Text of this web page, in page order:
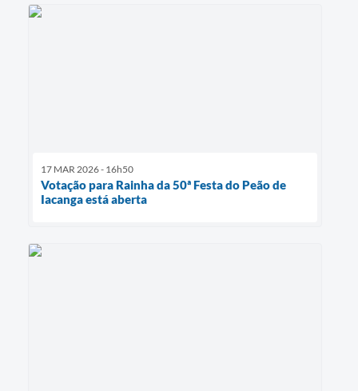
17 MAR 2026 - 16h50
Votação para Rainha da 50ª Festa do Peão de
Iacanga está aberta